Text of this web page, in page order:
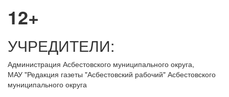
12+
УЧРЕДИТЕЛИ:
Администрация Асбестовского муниципального округа,
МАУ"Редакция газеты "Асбестовский рабочий" Асбестовского
муниципального округа